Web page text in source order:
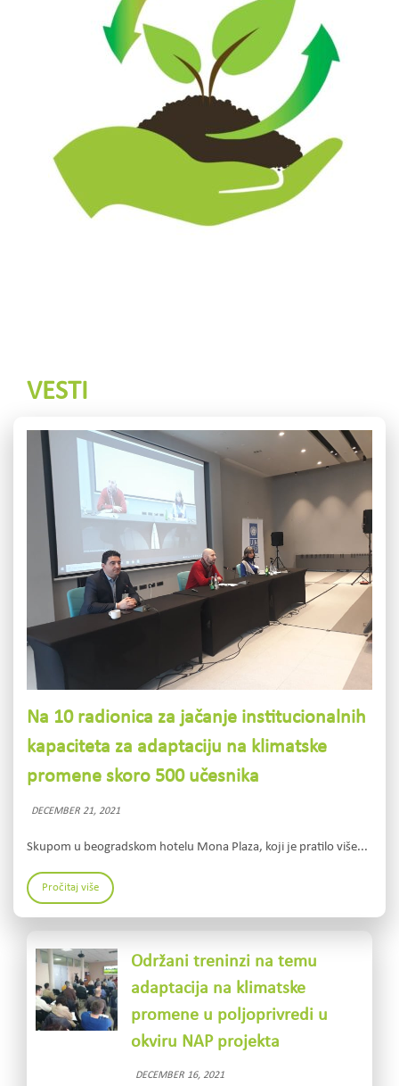
VESTI
Na 10 radionica za jačanje institucionalnih
kapaciteta za adaptaciju na klimatske
promene skoro 500 učesnika
DECEMBER 21, 2021
Skupom u beogradskom hotelu Mona Plaza, koji je pratilo više...
Pročitaj više
Održani treninzi na temu
adaptacija na klimatske
promene u poljoprivredi u
okviru NAP projekta
DECEMBER 16, 2021